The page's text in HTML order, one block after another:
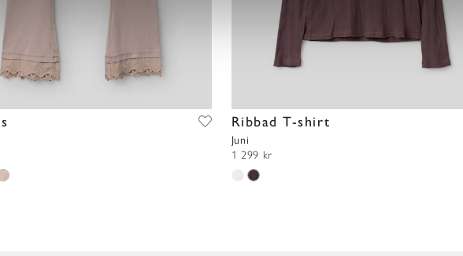
Ribbad T-shirt
Juni
1 299 kr